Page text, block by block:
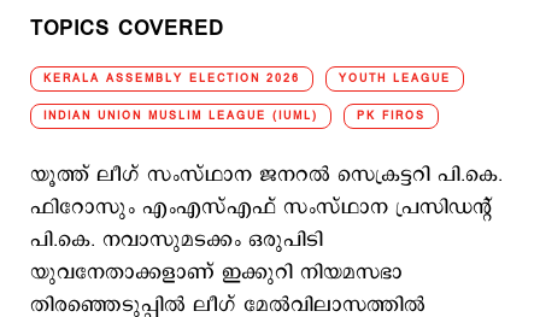
TOPICS COVERED
KERALA ASSEMBLY ELECTION 2026 YOUTH LEAGUE
INDIAN UNION MUSLIM LEAGUE (IUML) PK FIROS
യൂത്ത് ലീഗ് സംസ്ഥാന ജനറല്‍ സെക്രട്ടറി പി.കെ.
ഫിറോസും എംഎസ്എഫ് സംസ്ഥാന പ്രസി‍ഡന്‍റ്
പി.കെ. നവാസുമടക്കം ഒരുപിടി
യുവനേതാക്കളാണ് ഇക്കുറി നിയമസഭാ
തിരഞ്ഞെടുപ്പില്‍ ലീഗ് മേല്‍വിലാസത്തില്‍